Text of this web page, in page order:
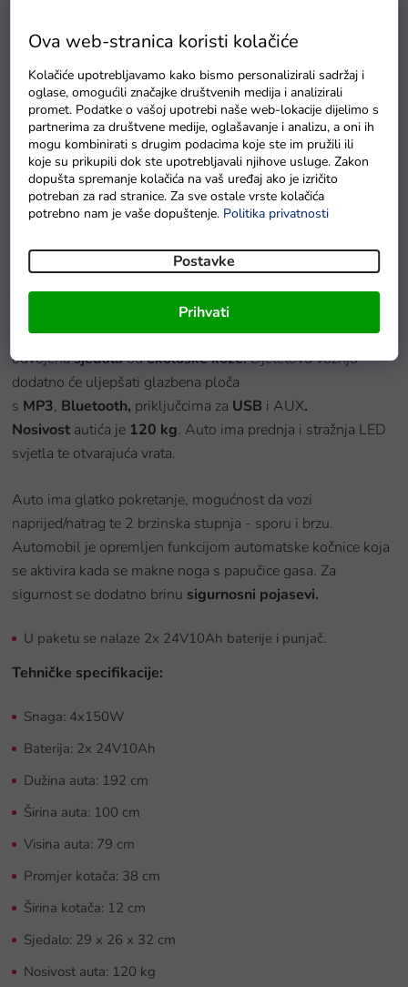
Ova web-stranica koristi kolačiće
Kolačiće upotrebljavamo kako bismo personalizirali sadržaj i
oglase, omogućili značajke društvenih medija i analizirali
promet. Podatke o vašoj upotrebi naše web-lokacije dijelimo s
partnerima za društvene medije, oglašavanje i analizu, a oni ih
mogu kombinirati s drugim podacima koje ste im pružili ili
koje su prikupili dok ste upotrebljavali njihove usluge. Zakon
dopušta spremanje kolačića na vaš uređaj ako je izričito
potreban za rad stranice. Za sve ostale vrste kolačića
potrebno nam je vaše dopuštenje. Politika privatnosti
Postavke
Prihvati
Baterie GP Greencell R03 typ AAA 4 ks
Na zalihama
Detaljan opis proizvoda
Auto na akumulator Buggy UTV četverosjed24V
četiri motora snage150W,što znači da autić ima pogon
24V10Ah
a kako bi djeca mogla uživati u dužoj vožnji, u
paketu dolazi dodatna baterija istog kapaciteta kao poklon.
Za udobnu vožnju brinu se pjenasti EVA kotači i četiri
odvojenasjedalaodekološke kože.Djetetovu vožnju
dodatno će uljepšati glazbena ploča
s MP3, Bluetooth, priključcima za USB i AUX.
Nosivost autića je 120 kg. Auto ima prednja i stražnja LED
svjetla te otvarajuća vrata.
Auto ima glatko pokretanje, mogućnost da vozi
naprijed/natrag te 2 brzinska stupnja - sporu i brzu.
Automobil je opremljen funkcijom automatske kočnice koja
se aktivira kada se makne noga s papučice gasa. Za
sigurnost se dodatno brinu sigurnosni pojasevi.
U paketu se nalaze 2x 24V10Ah baterije i punjač.
Tehničke specifikacije:
Snaga: 4x150W
Baterija: 2x 24V10Ah
Dužina auta: 192 cm
Širina auta: 100 cm
Visina auta: 79 cm
Promjer kotača: 38 cm
Širina kotača: 12 cm
Sjedalo: 29 x 26 x 32 cm
Nosivost auta: 120 kg